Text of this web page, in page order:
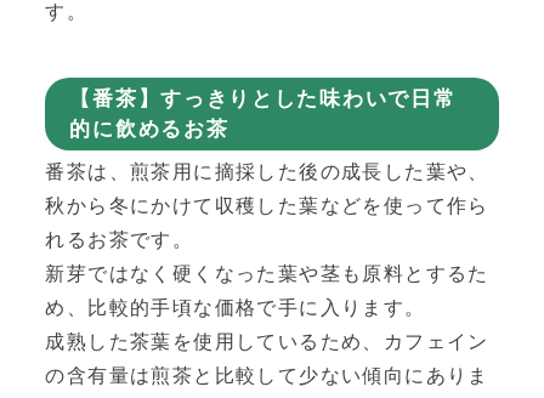
す。
【番茶】すっきりとした味わいで日常
的に飲めるお茶
番茶は、煎茶用に摘採した後の成長した葉や、
秋から冬にかけて収穫した葉などを使って作ら
れるお茶です。
新芽ではなく硬くなった葉や茎も原料とするた
め、比較的手頃な価格で手に入ります。
成熟した茶葉を使用しているため、カフェイン
の含有量は煎茶と比較して少ない傾向にありま